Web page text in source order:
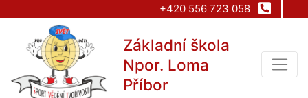
+420 556 723 058
Základní škola
Npor. Loma
Příbor